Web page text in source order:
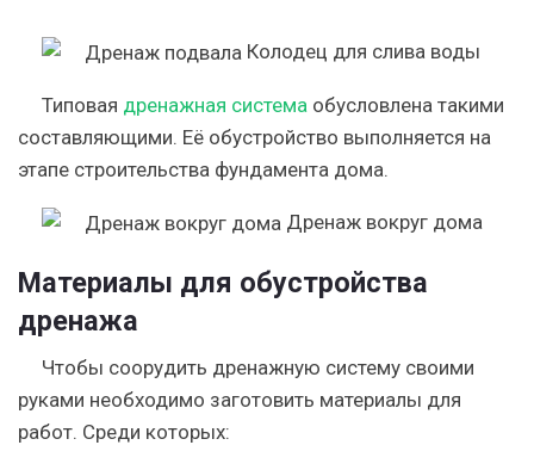
Колодец для слива воды
Типовая дренажная система обусловлена такими
составляющими. Её обустройство выполняется на
этапе строительства фундамента дома.
Дренаж вокруг дома
Материалы для обустройства
дренажа
Чтобы соорудить дренажную систему своими
руками необходимо заготовить материалы для
работ. Среди которых: